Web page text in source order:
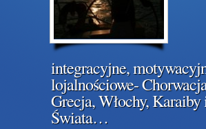
integracyjne,
lojalnościowe-
Grecja, Włochy, Karaiby
Świata…